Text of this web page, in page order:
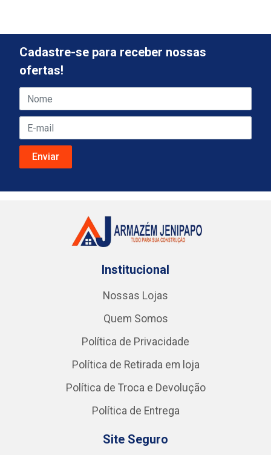
Cadastre-se para receber nossas
ofertas!
Institucional
Nossas Lojas
Quem Somos
Política de Privacidade
Política de Retirada em loja
Política de Troca e Devolução
Política de Entrega
Site Seguro